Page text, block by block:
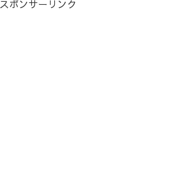
スポンサーリンク